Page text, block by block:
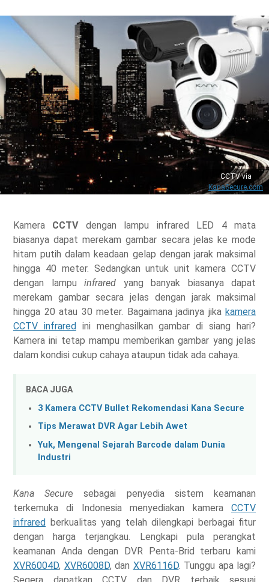
CCTV via
KanaSecure.com
Kamera CCTV dengan lampu infrared LED 4 mata
biasanya dapat merekam gambar secara jelas ke mode
hitam putih dalam keadaan gelap dengan jarak maksimal
hingga 40 meter. Sedangkan untuk unit kamera CCTV
dengan lampu infrared yang banyak biasanya dapat
merekam gambar secara jelas dengan jarak maksimal
hingga 20 atau 30 meter. Bagaimana jadinya jika kamera
CCTV infraredini menghasilkan gambar di siang hari?
Kamera ini tetap mampu memberikan gambar yang jelas
dalam kondisi cukup cahaya ataupun tidak ada cahaya.
BACA JUGA
3 Kamera CCTV Bullet Rekomendasi Kana Secure
Tips Merawat DVR Agar Lebih Awet
Yuk, Mengenal Sejarah Barcode dalam Dunia
Industri
Kana Secure sebagai penyedia sistem keamanan
terkemuka di Indonesia menyediakan kamera CCTV
infrared
berkualitas yang telah dilengkapi berbagai fitur
dengan harga terjangkau. Lengkapi pula perangkat
keamanan Anda dengan DVR Penta-Brid terbaru kami
XVR6004D, XVR6008D, dan XVR6116D. Tunggu apa lagi?